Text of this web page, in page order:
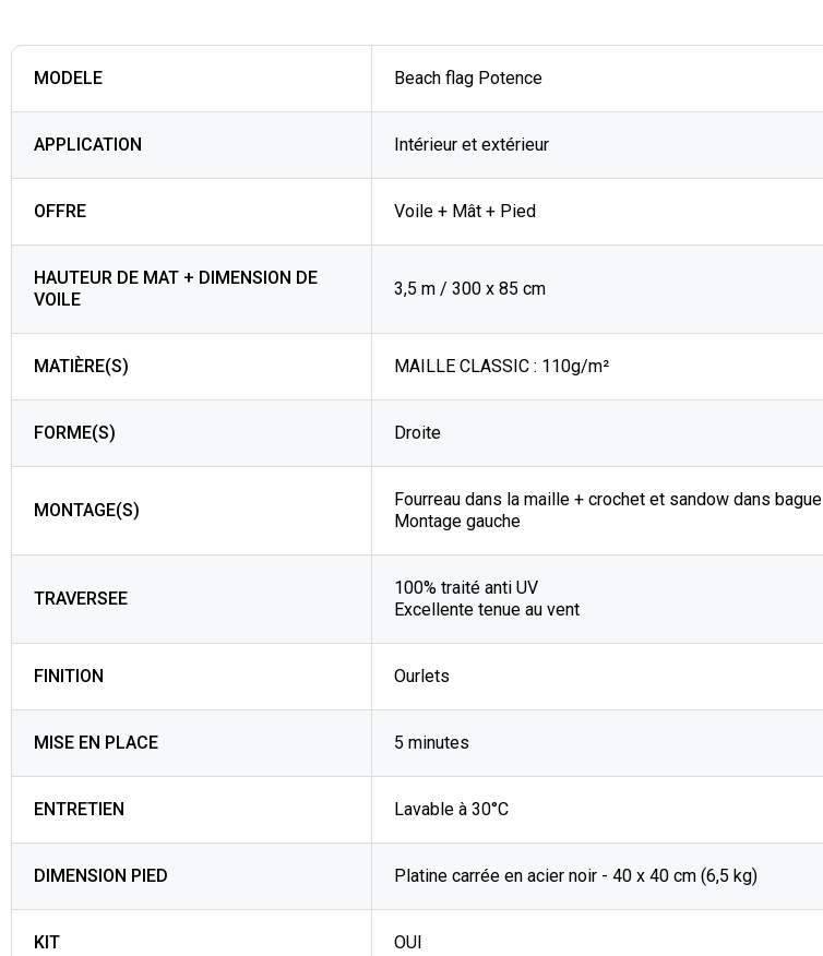
MODELE Beach flag Potence
APPLICATION Intérieur et extérieur
OFFRE Voile + Mât + Pied
HAUTEUR DE MAT + DIMENSION DE
VOILE
3,5 m / 300 x 85 cm
MATIÈRE(S) MAILLE CLASSIC : 110g/m²
FORME(S) Droite
MONTAGE(S)
Fourreau dans la maille + crochet et sandow dans bague
Montage gauche
TRAVERSEE
100% traité anti UV
Excellente tenue au vent
FINITION Ourlets
MISE EN PLACE 5 minutes
ENTRETIEN Lavable à 30°C
DIMENSION PIED Platine carrée en acier noir - 40 x 40 cm (6,5 kg)
KIT OUI